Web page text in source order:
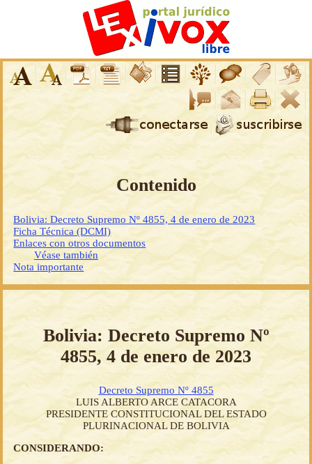
Contenido
Bolivia: Decreto Supremo Nº 4855, 4 de enero de 2023
Ficha Técnica (DCMI)
Enlaces con otros documentos
Véase también
Nota importante
Bolivia: Decreto Supremo Nº
4855, 4 de enero de 2023
Decreto Supremo Nº 4855
LUIS ALBERTO ARCE CATACORA
PRESIDENTE CONSTITUCIONAL DEL ESTADO
PLURINACIONAL DE BOLIVIA
CONSIDERANDO: